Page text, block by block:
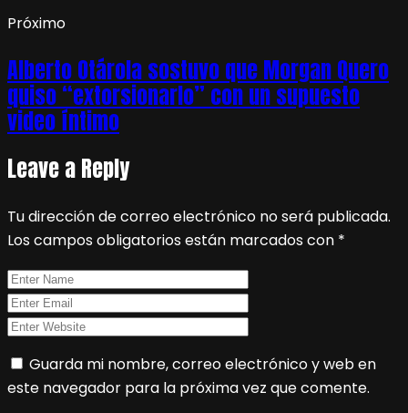
Próximo
Alberto Otárola sostuvo que Morgan Quero
quiso “extorsionarlo” con un supuesto
video íntimo
Leave a Reply
Tu dirección de correo electrónico no será publicada.
Los campos obligatorios están marcados con *
Guarda mi nombre, correo electrónico y web en
este navegador para la próxima vez que comente.